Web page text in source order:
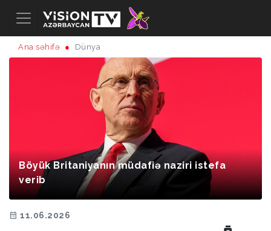
Ana səhifə Dünya
Böyük Britaniyanın müdafiə naziri istefa
verib
11.06.2026